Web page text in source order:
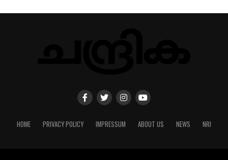
HOME PRIVACY POLICY IMPRESSUM ABOUT US NEWS NRI